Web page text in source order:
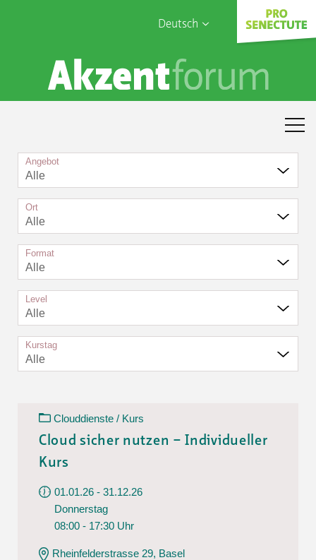
Deutsch
English
Français
Sophia Care
Angebot
Alle
Ort
Alle
Format
Alle
Level
Alle
Kurstag
Alle
Clouddienste / Kurs
Cloud sicher nutzen – Individueller
Kurs
01.01.26 - 31.12.26
Donnerstag
08:00 - 17:30 Uhr
Rheinfelderstrasse 29, Basel